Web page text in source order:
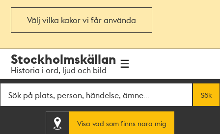
Välj vilka kakor vi får använda
navigationen
huvudinnehållet
Stockholmskällan
Historia i ord, ljud och bild
Sök
Visa vad som finns nära mig